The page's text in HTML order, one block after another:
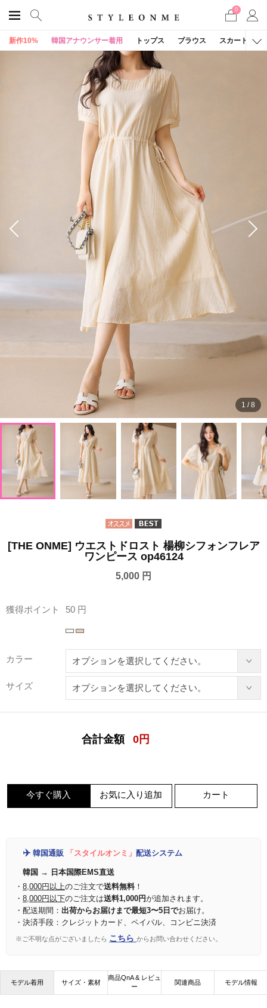
0
新作10% 韓国アナウンサー着用 トップス ブラウス スカート
1 /8
[THE ONME] ウエストドロスト 楊柳シフォンフレア
ワンピース op46124
5,000 円
獲得ポイント 50 円
カラー
サイズ
合計金額 0 円
今すぐ購入 お気に入り追加 カート
✈️ 韓国通販 「スタイルオンミ」 配送システム
韓国 → 日本国際EMS直送
・ 8,000円以上のご注文で送料無料！
・ 8,000円以下のご注文は送料1,000円が追加されます。
・配送期間： 出荷からお届けまで最短3〜5日でお届け。
・決済手段：クレジットカード、ペイパル、コンビニ決済
※ご不明な点がございましたら こちら からお問い合わせください。
モデル着用 サイズ・素材
商品QnA & レビュ
ー
関連商品 モデル情報